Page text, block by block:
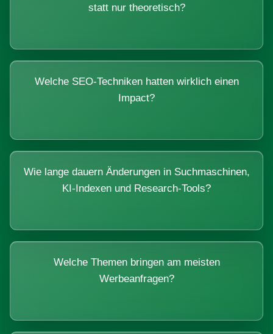
statt nur theoretisch?
Welche SEO-Techniken hatten wirklich einen
Impact?
Wie lange dauern Änderungen in Suchmaschinen,
KI-Indexen und Research-Tools?
Welche Themen bringen am meisten
Werbeanfragen?